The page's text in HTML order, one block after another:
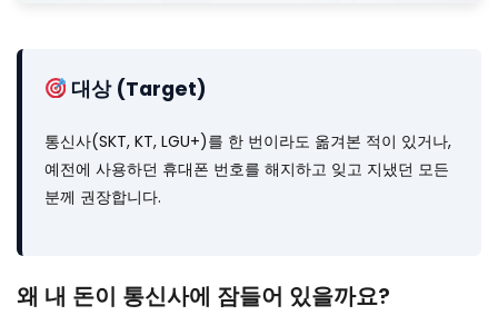
대상 (Target)
통신사(SKT, KT, LGU+)를 한 번이라도 옮겨본 적이 있거나,
예전에 사용하던 휴대폰 번호를 해지하고 잊고 지냈던 모든
분께 권장합니다.
왜 내 돈이 통신사에 잠들어 있을까요?